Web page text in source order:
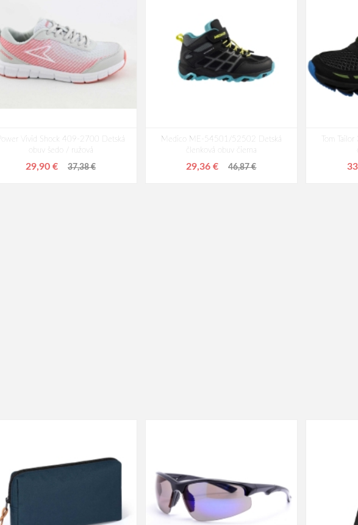
Power Vivid Shock 409-2700 Detská
obuv šedo / ružová
29,90 € 37,38 €
Medico ME-54501/52502 Detská
členková obuv čierna
29,36 € 46,87 €
Tom